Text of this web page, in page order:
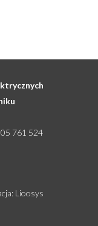
761 524
Lioosys